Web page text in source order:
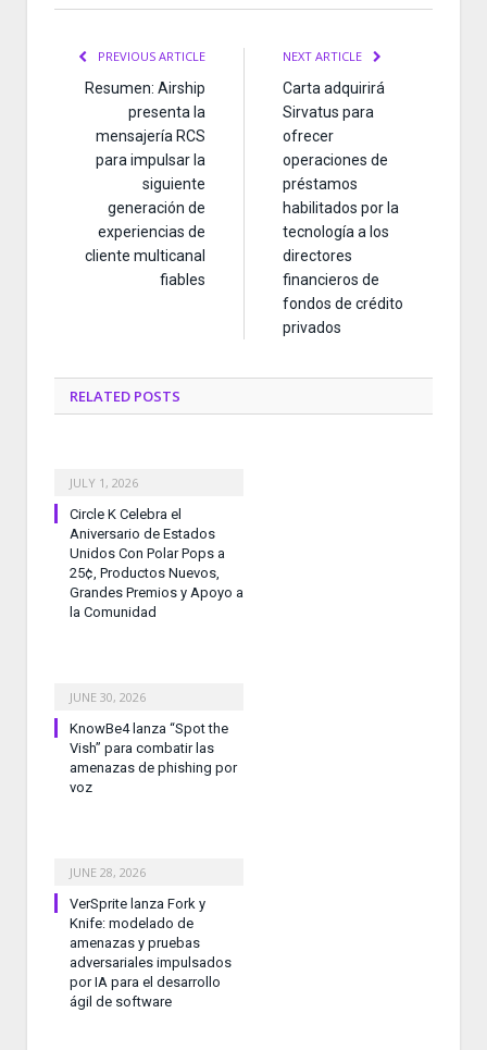
PREVIOUS ARTICLE
Resumen: Airship
presenta la
mensajería RCS
para impulsar la
siguiente
generación de
experiencias de
cliente multicanal
fiables
NEXT ARTICLE
Carta adquirirá
Sirvatus para
ofrecer
operaciones de
préstamos
habilitados por la
tecnología a los
directores
financieros de
fondos de crédito
privados
RELATED POSTS
JULY 1, 2026
Circle K Celebra el
Aniversario de Estados
Unidos Con Polar Pops a
25¢, Productos Nuevos,
Grandes Premios y Apoyo a
la Comunidad
JUNE 30, 2026
KnowBe4 lanza “Spot the
Vish” para combatir las
amenazas de phishing por
voz
JUNE 28, 2026
VerSprite lanza Fork y
Knife: modelado de
amenazas y pruebas
adversariales impulsados
por IA para el desarrollo
ágil de software